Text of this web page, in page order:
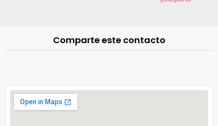
Comparte este contacto